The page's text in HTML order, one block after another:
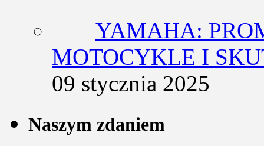
YAMAHA:
MOTOCYKLE I
09 stycznia 2025
Naszym zdaniem